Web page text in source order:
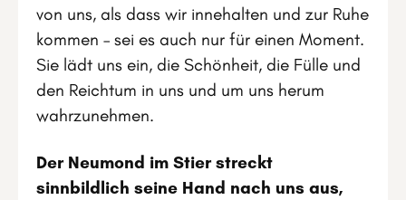
von uns, als dass wir innehalten und zur Ruhe
kommen – sei es auch nur für einen Moment.
Sie lädt uns ein, die Schönheit, die Fülle und
den Reichtum in uns und um uns herum
wahrzunehmen.
Der Neumond im Stier streckt
sinnbildlich seine Hand nach uns aus,